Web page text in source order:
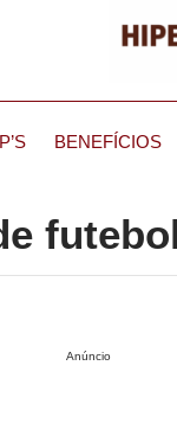
BENEFÍCIOS
Anúncio